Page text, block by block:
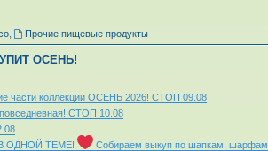
, Прочие пищевые продукты
ОСЕНЬ!
части коллекции ОСЕНЬ 2026! СТОП 09.08
СТОП 10.08
ОДНОЙ ТЕМЕ!
Собираем выкуп по шапкам, шарфам,